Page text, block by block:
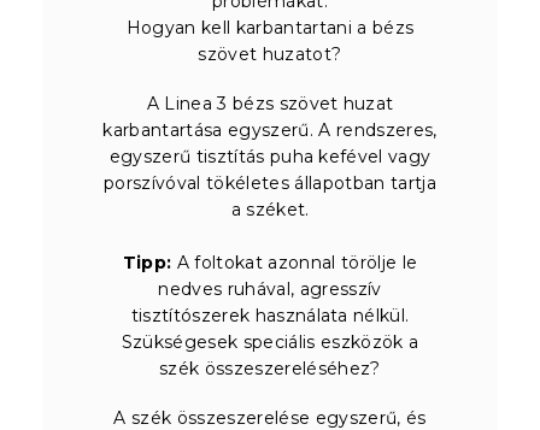
Hogyan kell karbantartani a bézs
szövet huzatot?
A Linea 3 bézs szövet huzat
karbantartása egyszerű. A rendszeres,
egyszerű tisztítás puha kefével vagy
porszívóval tökéletes állapotban tartja
a széket.
Tipp: A foltokat azonnal törölje le
nedves ruhával, agresszív
tisztítószerek használata nélkül.
Szükségesek speciális eszközök a
szék összeszereléséhez?
A szék összeszerelése egyszerű, és